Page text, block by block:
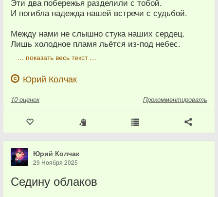
Эти два побережья разделили с тобой.
И погибла надежда нашей встречи с судьбой.
Между нами не слышно стука наших сердец.
Лишь холодное пламя льётся из-под небес.
… показать весь текст …
Юрий Колчак
10 оценок Прокомментировать
Юрий Колчак
29 Ноября 2025
Седину облаков